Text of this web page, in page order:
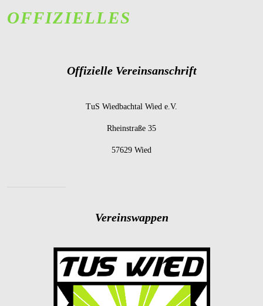
OFFIZIELLES
Offizielle Vereinsanschrift
TuS Wiedbachtal Wied e.V.
Rheinstraße 35
57629 Wied
Vereinswappen